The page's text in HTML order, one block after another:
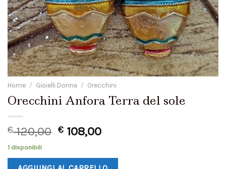
Home / Gioielli Donna / Orecchini
Orecchini Anfora Terra del sole
€120,00 € 108,00
1 disponibili